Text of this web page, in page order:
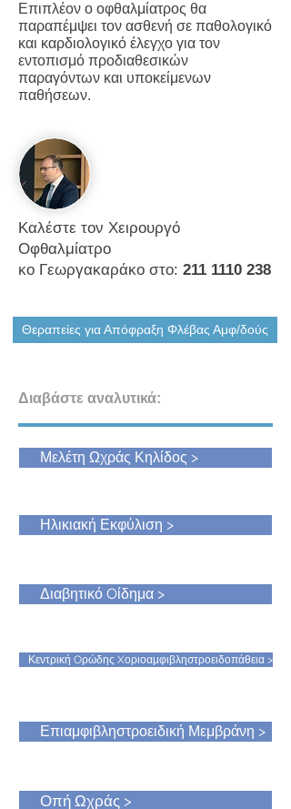
Επιπλέον ο οφθαλμίατρος θα
παραπέμψει τον ασθενή σε παθολογικό
και καρδιολογικό έλεγχο για τον
εντοπισμό προδιαθεσικών
παραγόντων και υποκείμενων
παθήσεων.
Καλέστε τον Χειρουργό
Οφθαλμίατρο
κο Γεωργακαράκο στο: 211 1110 238
Θεραπείες για Απόφραξη Φλέβας Αμφ/δούς
Διαβάστε αναλυτικά:
Μελέτη Ωχράς Κηλίδος >
Ηλικιακή Εκφύλιση >
Διαβητικό Oίδημα >
Κεντρική Oρώδης Xοριοαμφιβληστροειδοπάθεια >
Επιαμφιβληστροειδική Μεμβράνη >
Οπή Ωχράς >